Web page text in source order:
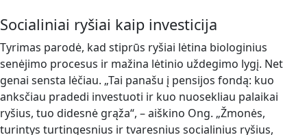
Socialiniai ryšiai kaip investicija
Tyrimas parodė, kad stiprūs ryšiai lėtina biologinius
senėjimo procesus ir mažina lėtinio uždegimo lygį. Net
genai sensta lėčiau. „Tai panašu į pensijos fondą: kuo
anksčiau pradedi investuoti ir kuo nuosekliau palaikai
ryšius, tuo didesnė grąža“, – aiškino Ong. „Žmonės,
turintys turtingesnius ir tvaresnius socialinius ryšius,